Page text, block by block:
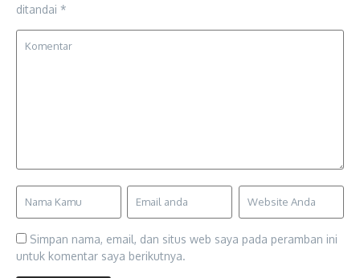
ditandai *
Simpan nama, email, dan situs web saya pada peramban ini
untuk komentar saya berikutnya.